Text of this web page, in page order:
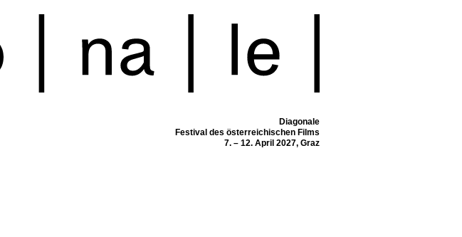
Diagonale
Festival des österreichischen Films
7. – 12. April 2027, Graz